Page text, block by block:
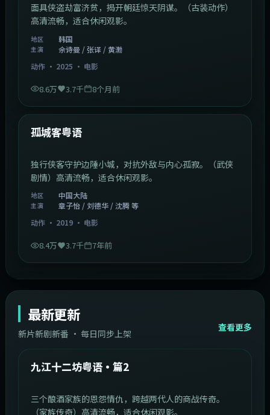
面具侠盗劫富济贫，揭开朝廷惊天阴谋。（古装动作）
高清流畅，适合休闲观影。
地区 韩国
主演
佘诗曼 / 张译 / 黄渤
动作· 2025 · 电影
8.6万 3.7千 8个月前
热门
孤城客粤语
独行侠客守护边陲小城，对抗外敌与内心孤寂。（武侠
剧情）高清流畅，适合休闲观影。
地区 中国大陆
主演
章子怡 / 刘德华 / 沈腾 等
动作· 2019· 电影
8.4万 3.7千 7年前
最新更新
新片新剧新番 · 每日同步上架
查看更多
最新
中国大陆 1:20:26
九江十二坊粤语·篇2
三个酿酒家族的恩怨情仇，跨越两代人的商战传奇。
（家族传奇）高清流畅，适合休闲观影。